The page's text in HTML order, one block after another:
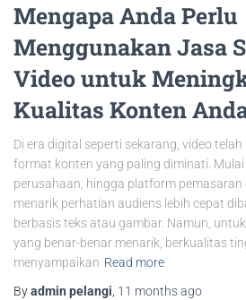
Mengapa Anda Perlu
Menggunakan Jasa
Video untuk
Kualitas Konten
Di era digital seperti sekarang, video
format konten yang paling diminati.
perusahaan, hingga platform pemasaran
menarik perhatian audiens lebih cepat
berbasis teks atau gambar. Namun,
yang benar-benar menarik, berkualitas
menyampaikan Read more
Byadmin pelangi, 11 monthsago